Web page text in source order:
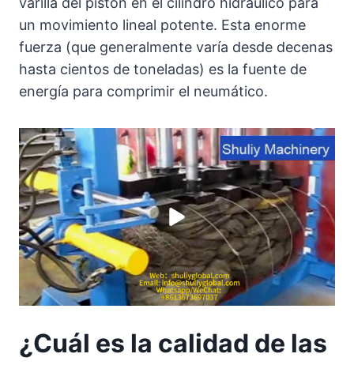
un movimiento lineal potente. Esta enorme
fuerza (que generalmente varía desde decenas
hasta cientos de toneladas) es la fuente de
energía para comprimir el neumático.
¿Cuál es la calidad de las